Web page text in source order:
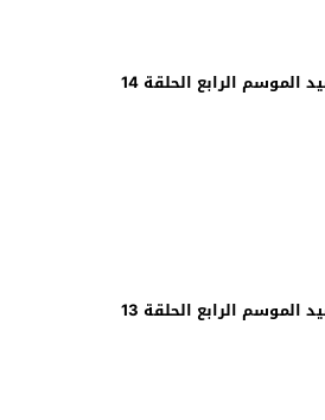
الرابع الحلقة 14
الرابع الحلقة 13